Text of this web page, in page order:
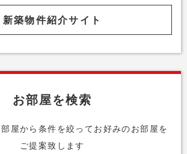
新築物件紹介サイト
お部屋を検索
屋から条件を絞ってお好みのお部屋を
ご提案致します